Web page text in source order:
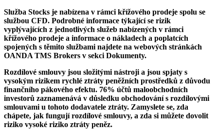
Služba Stocks je nabízena v rámci křížového prodeje spolu se
službou CFD. Podrobné informace týkající se rizik
vyplývajících z jednotlivých služeb nabízených v rámci
křížového prodeje a informace o nákladech a poplatcích
spojených s těmito službami najdete na webových stránkách
OANDA TMS Brokers v sekci Dokumenty.
Rozdílové smlouvy jsou složitými nástroji a jsou spjaty s
vysokým rizikem rychlé ztráty peněžních prostředků z důvodu
finančního pákového efektu. 76% účtů maloobchodních
investorů zaznamenává v důsledku obchodování s rozdílovými
smlouvami u tohoto dodavatele ztráty. Zamyslete se, zda
chápete, jak fungují rozdílové smlouvy, a zda si můžete dovolit
riziko vysoké riziko ztráty peněz.